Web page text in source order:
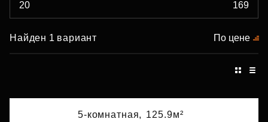
Найден 1 вариант По цене
5-комнатная, 125.9м²